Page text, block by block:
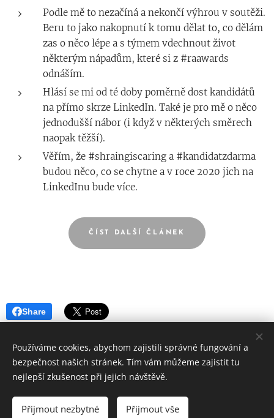
Podle mě to nezačíná a nekončí výhrou v soutěži.
Beru to jako nakopnutí k tomu dělat to, co dělám
zas o něco lépe a s týmem vdechnout život
některým nápadům, které si z #raawards
odnáším.
Hlásí se mi od té doby poměrně dost kandidátů
na přímo skrze LinkedIn. Také je pro mě o něco
jednodušší nábor (i když v některých směrech
naopak těžší).
Věřím, že #shraingiscaring a #kandidatzdarma
budou něco, co se chytne a v roce 2020 jich na
LinkedInu bude více.
ČÍST DALŠÍ ČLÁNEK
Share
Instagram Linkedin E-mail
Všechna práva vyhrazena 2020
Vytvořeno službou Webnode
Používáme cookies, abychom zajistili správné fungování a
bezpečnost našich stránek. Tím vám můžeme zajistit tu
nejlepší zkušenost při jejich návštěvě.
Přijmout nezbytné Přijmout vše